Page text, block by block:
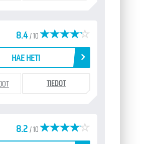
8.4/ 10
HAE HETI
TIEDOT
8.2/ 10